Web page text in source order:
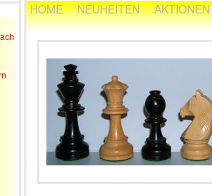
HOME NEUHEITEN AKTIONEN